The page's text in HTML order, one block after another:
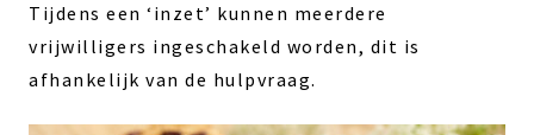
Tijdens een ‘inzet’ kunnen meerdere
vrijwilligers ingeschakeld worden, dit is
afhankelijk van de hulpvraag.